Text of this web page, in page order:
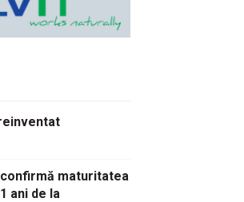
maturitatea
ani de la